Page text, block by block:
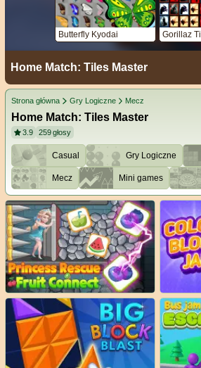
Butterfly Kyodai Gorillaz
Home Match: Tiles Master
Strona główna Gry Logiczne Mecz
Home Match: Tiles Master
3.9 259głosy
Casual Gry Logiczne
Mecz Mini games